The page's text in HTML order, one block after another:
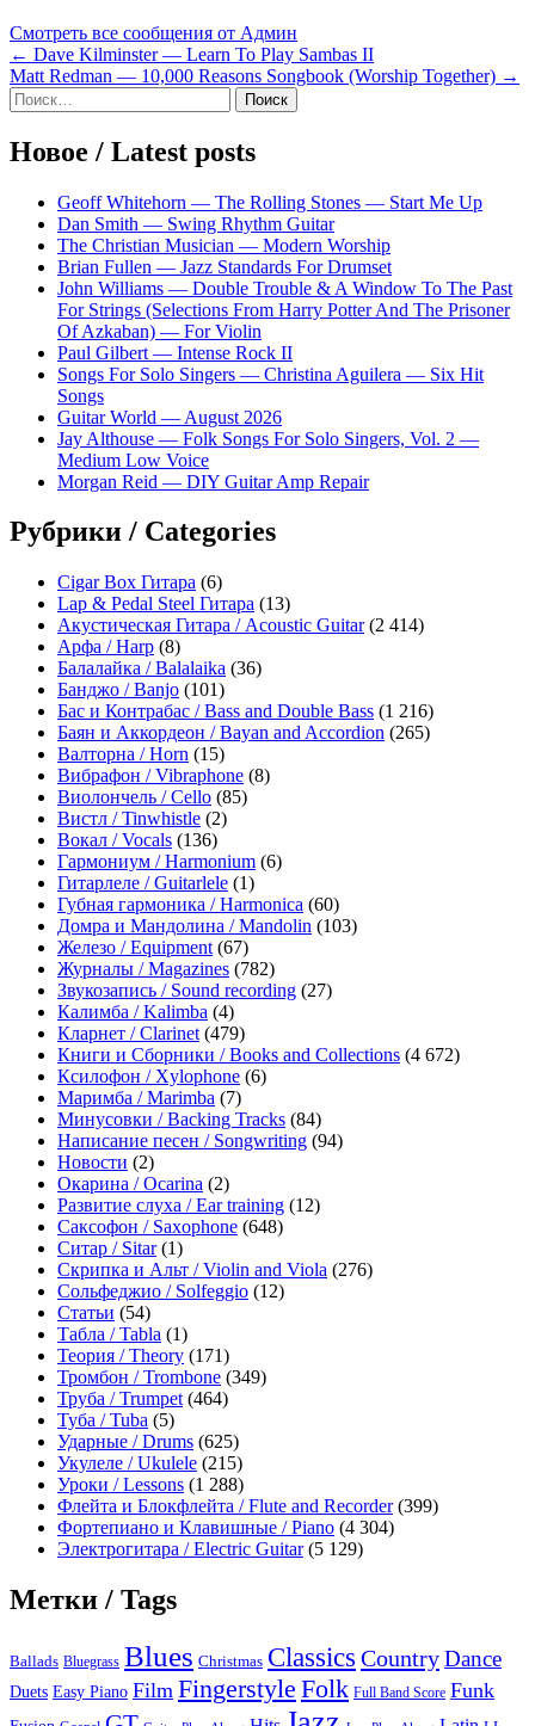
Смотреть все сообщения от Админ
Навигация
по
записям
← Dave Kilminster — Learn To Play Sambas II
Matt Redman — 10,000 Reasons Songbook (Worship Together) →
Sidebar
Найти:
Новое / Latest posts
Geoff Whitehorn — The Rolling Stones — Start Me Up
Dan Smith — Swing Rhythm Guitar
The Christian Musician — Modern Worship
Brian Fullen — Jazz Standards For Drumset
John Williams — Double Trouble & A Window To The Past
For Strings (Selections From Harry Potter And The Prisoner
Of Azkaban) — For Violin
Paul Gilbert — Intense Rock II
Songs For Solo Singers — Christina Aguilera — Six Hit
Songs
Guitar World — August 2026
Jay Althouse — Folk Songs For Solo Singers, Vol. 2 —
Medium Low Voice
Morgan Reid — DIY Guitar Amp Repair
Рубрики / Categories
Cigar Box Гитара (6)
Lap & Pedal Steel Гитара (13)
Акустическая Гитара / Acoustic Guitar(2 414)
Арфа / Harp (8)
Балалайка / Balalaika (36)
Банджо / Banjo (101)
Бас и Контрабас / Bass and Double Bass (1 216)
Баян и Аккордеон / Bayan and Accordion (265)
Валторна / Horn (15)
Вибрафон / Vibraphone (8)
Виолончель / Cello (85)
Вистл / Tinwhistle (2)
Вокал / Vocals (136)
Гармониум / Harmonium (6)
Гитарлеле / Guitarlele (1)
Губная гармоника / Harmonica (60)
Домра и Мандолина / Mandolin (103)
Железо / Equipment (67)
Журналы / Magazines (782)
Звукозапись / Sound recording (27)
Калимба / Kalimba (4)
Кларнет / Clarinet (479)
Книги и Сборники / Books and Collections (4 672)
Ксилофон / Xylophone (6)
Маримба / Marimba (7)
Минусовки / Backing Tracks (84)
Написание песен / Songwriting (94)
Новости (2)
Окарина / Ocarina (2)
Развитие слуха / Ear training (12)
Саксофон / Saxophone (648)
Ситар / Sitar(1)
Скрипка и Альт / Violin and Viola (276)
Сольфеджио / Solfeggio (12)
Статьи (54)
Табла / Tabla (1)
Теория / Theory (171)
Тромбон / Trombone (349)
Труба / Trumpet (464)
Туба / Tuba (5)
Ударные / Drums (625)
Укулеле / Ukulele (215)
Уроки / Lessons (1 288)
Флейта и Блокфлейта / Flute and Recorder(399)
Фортепиано и Клавишные / Piano (4 304)
Электрогитара / Electric Guitar(5 129)
Метки / Tags
Ballads Bluegrass Blues Christmas Classics CountryDance
Duets Easy Piano Film Fingerstyle Folk Full Band Score Funk